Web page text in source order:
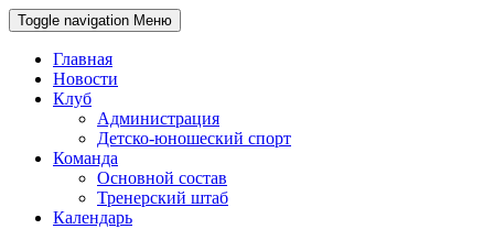
Toggle navigation Меню
Главная
Новости
Клуб
Администрация
Детско-юношеский спорт
Команда
Основной состав
Тренерский штаб
Календарь